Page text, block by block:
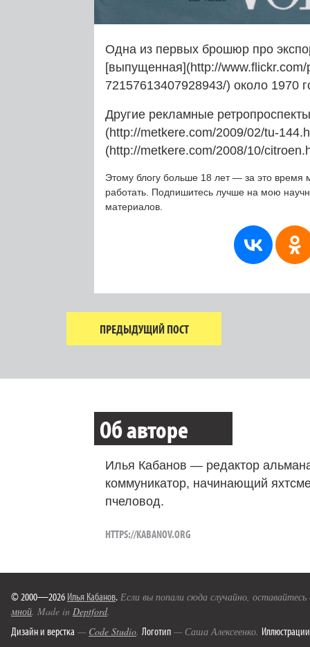
Одна из первых брошюр про
[выпущенная](http://
72157613407928943/) около 1970
Другие рекламные
(http://metkere.com/2009/02/tu-
(http://metkere.com/2008/10/
Этому блогу больше 18 лет — за это время
работать. Подпишитесь лучше на мою
материалов.
ПРЕДЫДУЩИЙ ПОСТ
Об авторе
Илья Кабанов — редактор
коммуникатор, начинающий
пчеловод.
HTTPS://KABANOV.ORG
© 2000—2026 Илья Кабанов. Если вы попали сюда случайно,
мной. Made in Deptford.
Дизайн и верстка — Code Studio. Логотип — Саша Алексеенко. Иллюстрации